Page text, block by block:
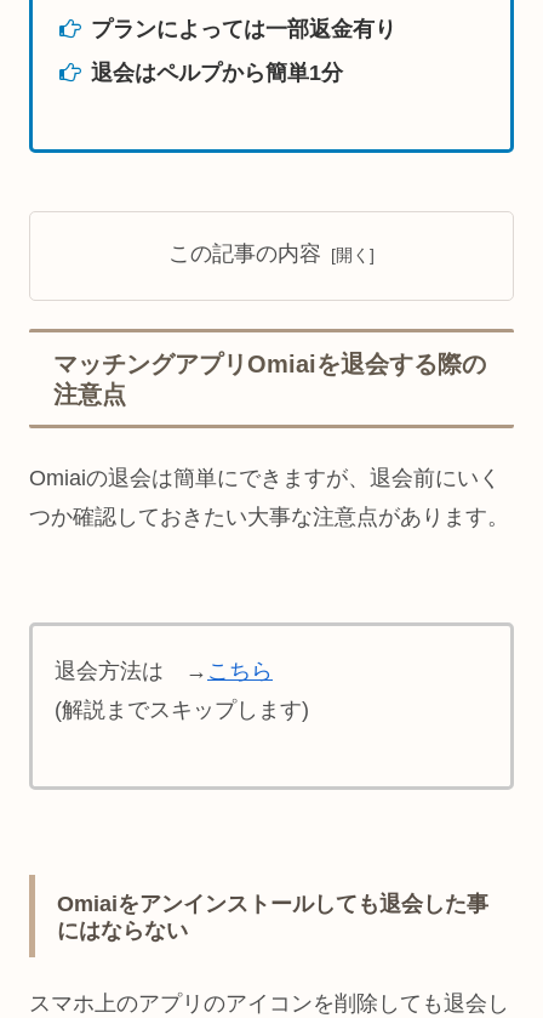
プランによっては一部返金有り
退会はペルプから簡単1分
この記事の内容
マッチングアプリOmiaiを退会する際の
注意点
Omiaiの退会は簡単にできますが、退会前にいく
つか確認しておきたい大事な注意点があります。
退会方法は → こちら
(解説までスキップします)
Omiaiをアンインストールしても退会した事
にはならない
スマホ上のアプリのアイコンを削除しても退会し